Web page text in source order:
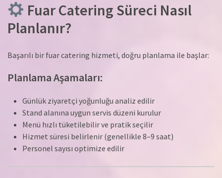
Fuar Catering Süreci Nasıl
Planlanır?
Başarılı bir fuar catering hizmeti, doğru planlama ile başlar:
Planlama Aşamaları:
Günlük ziyaretçi yoğunluğu analiz edilir
Stand alanına uygun servis düzeni kurulur
Menü hızlı tüketilebilir ve pratik seçilir
Hizmet süresi belirlenir (genellikle 8–9 saat)
Personel sayısı optimize edilir